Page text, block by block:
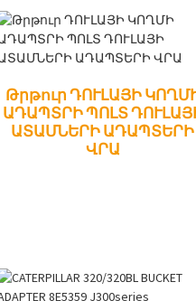
Թրթուր ԴՈՒԼԱՅԻ
ԱԴԱՊՏՐԻ ՊՈԼՏ
ԱՏԱՄՆԵՐԻ ԱԴԱՊՏԵՐԻ
ՎՐԱ